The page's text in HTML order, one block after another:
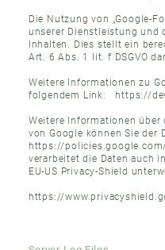
Die Nutzung von „Google-
unserer Dienstleistung und
Inhalten. Dies stellt ein
Art. 6 Abs. 1 lit. f DSGVO dar.
Weitere Informationen zu
folgendem Link: https://
Weitere Informationen über
von Google können Sie der
https://
verarbeitet die Daten auch
EU-US Privacy-Shield
https://